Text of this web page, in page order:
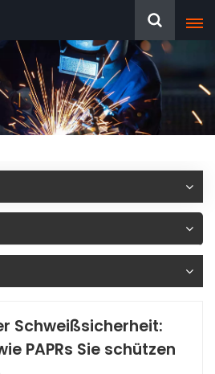
Schweißsicherheit:
PAPRs Sie schützen